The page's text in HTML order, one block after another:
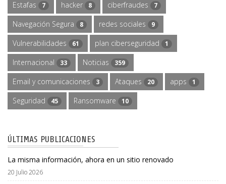
Estafas 7 hacker 8 ciberfraudes 7
Navegación Segura 8 redes sociales 9
Vulnerabilidades 61 plan ciberseguridad 1
Internacional 33 Noticias 359
Email y comunicaciones 3 Ataques 20 apps 1
Seguridad 45 Ransomware 10
ÚLTIMAS PUBLICACIONES
La misma información, ahora en un sitio renovado
20 Julio 2026